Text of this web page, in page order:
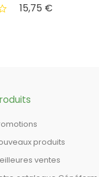
15,75 €Prix
produits
ventes